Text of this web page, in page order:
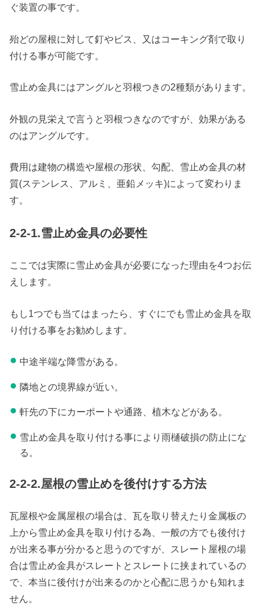
ぐ装置の事です。
殆どの屋根に対して釘やビス、又はコーキング剤で取り
付ける事が可能です。
雪止め金具にはアングルと羽根つきの2種類があります。
外観の見栄えで言うと羽根つきなのですが、効果がある
のはアングルです。
費用は建物の構造や屋根の形状、勾配、雪止め金具の材
質(ステンレス、アルミ、亜鉛メッキ)によって変わりま
す。
2-2-1.雪止め金具の必要性
ここでは実際に雪止め金具が必要になった理由を4つお伝
えします。
もし1つでも当てはまったら、すぐにでも雪止め金具を取
り付ける事をお勧めします。
中途半端な降雪がある。
隣地との境界線が近い。
軒先の下にカーポートや通路、植木などがある。
雪止め金具を取り付ける事により雨樋破損の防止にな
る。
2-2-2.屋根の雪止めを後付けする方法
瓦屋根や金属屋根の場合は、瓦を取り替えたり金属板の
上から雪止め金具を取り付ける為、一般の方でも後付け
が出来る事が分かると思うのですが、スレート屋根の場
合は雪止め金具がスレートとスレートに挟まれているの
で、本当に後付けが出来るのかと心配に思うかも知れま
せん。